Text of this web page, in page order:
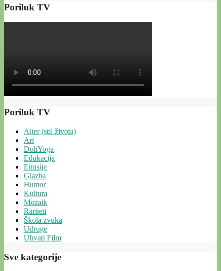
Poriluk TV
Poriluk TV
Alter (stil života)
Art
DoliYoga
Edukacija
Emisije
Glazba
Humor
Kultura
Mozaik
Rariteti
Škola zvuka
Udruge
Uhvati Film
Sve kategorije